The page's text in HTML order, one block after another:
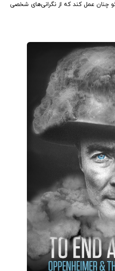
عمل کند که از نگرانی‌های شخصی